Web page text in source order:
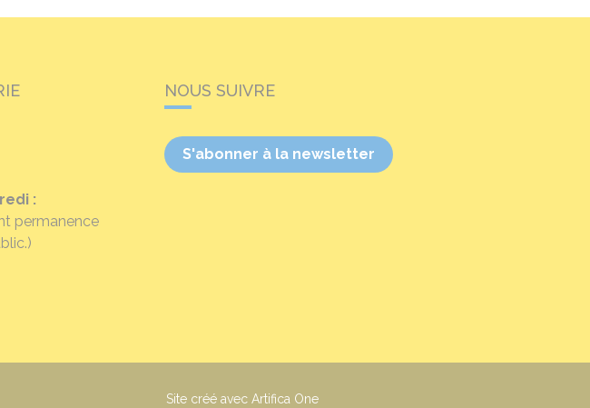
:
permanence
NOUS SUIVRE
S'abonner à la newsletter
Site créé avec Artifica One